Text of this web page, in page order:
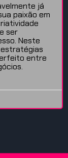
já
paixão em
ser
Neste
entre